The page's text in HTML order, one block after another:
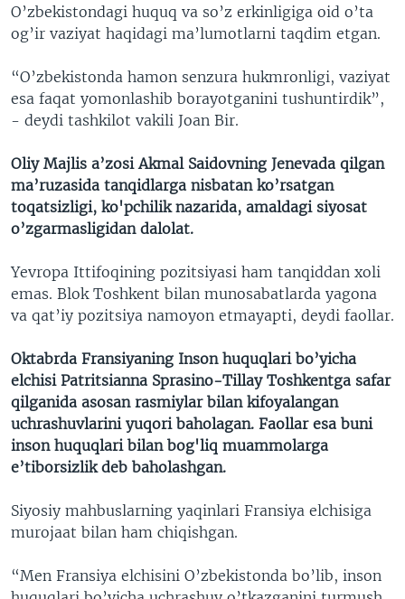
O’zbekistondagi huquq va so’z erkinligiga oid o’ta
og’ir vaziyat haqidagi ma’lumotlarni taqdim etgan.
“O’zbekistonda hamon senzura hukmronligi, vaziyat
esa faqat yomonlashib borayotganini tushuntirdik”,
- deydi tashkilot vakili Joan Bir.
Oliy Majlis a’zosi Akmal Saidovning Jenevada qilgan
ma’ruzasida tanqidlarga nisbatan ko’rsatgan
toqatsizligi, ko'pchilik nazarida, amaldagi siyosat
o’zgarmasligidan dalolat.
Yevropa Ittifoqining pozitsiyasi ham tanqiddan xoli
emas. Blok Toshkent bilan munosabatlarda yagona
va qat’iy pozitsiya namoyon etmayapti, deydi faollar.
Oktabrda Fransiyaning Inson huquqlari bo’yicha
elchisi Patritsianna Sprasino-Tillay Toshkentga safar
qilganida asosan rasmiylar bilan kifoyalangan
uchrashuvlarini yuqori baholagan. Faollar esa buni
inson huquqlari bilan bog'liq muammolarga
e’tiborsizlik deb baholashgan.
Siyosiy mahbuslarning yaqinlari Fransiya elchisiga
murojaat bilan ham chiqishgan.
“Men Fransiya elchisini O’zbekistonda bo’lib, inson